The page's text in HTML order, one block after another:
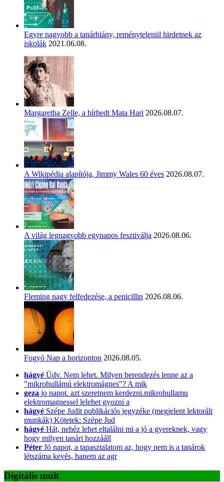
Egyre nagyobb a tanárhiány, reménytelenül hirdetnek az
iskolák 2021.06.08.
Margaretha Zelle, a hírhedt Mata Hari 2026.08.07.
A Wikipédia alapítója, Jimmy Wales 60 éves 2026.08.07.
A világ legnagyobb egynapos fesztiválja 2026.08.06.
Fleming nagy felfedezése, a penicillin 2026.08.06.
Fogyó Nap a horizonton 2026.08.05.
hágyé Üdv. Nem lehet. Milyen berendezés lenne az a
"mikrohullámú elektromágnes"? A mik
geza jo napot. azt szeretnem kerdezni.mikrohullamu
elektromagnessel lelehet gyozni a
hágyé Szépe Judit publikációs jegyzéke (megjelent lektorált
munkák) Kötetek: Szépe Jud
hágyé Hát, nehéz lehet eltalálni mi a jó a gyereknek, vagy
hogy milyen tanári hozzááll
Péter Jó napot, a tapasztalatom az, hogy nem is a tanárok
létszáma kevés, hanem az agr
Digitális múlt